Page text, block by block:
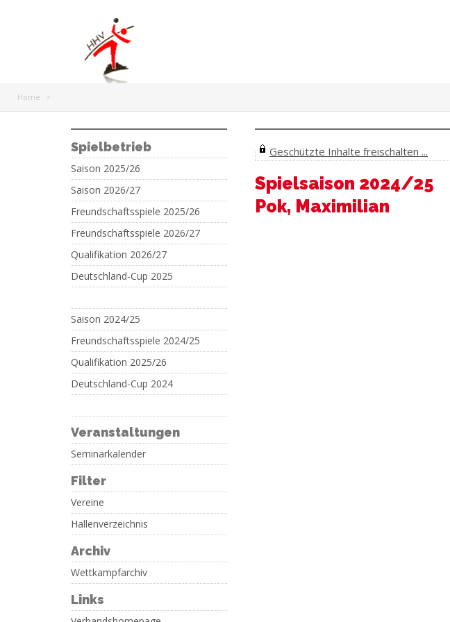
Home >
Spielbetrieb
Saison 2025/26
Saison 2026/27
Freundschaftsspiele 2025/26
Freundschaftsspiele 2026/27
Qualifikation 2026/27
Deutschland-Cup 2025
Saison 2024/25
Freundschaftsspiele 2024/25
Qualifikation 2025/26
Deutschland-Cup 2024
Veranstaltungen
Seminarkalender
Filter
Vereine
Hallenverzeichnis
Archiv
Wettkampfarchiv
Links
Geschützte Inhalte freischalten ...
Spielsaison 2024/25
Pok, Maximilian